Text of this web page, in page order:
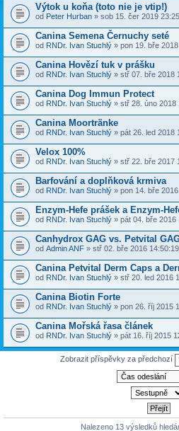
Výtok u koňa (toto nie je vtip!)
od Peter Hurban » sob 15. čer 2019
Canina Semena Černuchy seté
od RNDr. Ivan Stuchlý » pon 19. bře
Canina Hovězí tuk v prášku
od RNDr. Ivan Stuchlý » stř 07. bře 2018
Canina Dog Immun Protect
od RNDr. Ivan Stuchlý » stř 28. úno 2018
Canina Moortränke
od RNDr. Ivan Stuchlý » pát 26. led 2018
Velox 100%
od RNDr. Ivan Stuchlý » stř 22. bře 2017
Barfování a doplňková krmiva
od RNDr. Ivan Stuchlý » pon 14. bře
Enzym-Hefe prášek a Enzym-
od RNDr. Ivan Stuchlý » pát 04. bře 2016
Canhydrox GAG vs. Petvital
od Admin ANF » stř 02. bře 2016
Canina Petvital Derm Caps a
od RNDr. Ivan Stuchlý » stř 20. led 2016
Canina Biotin Forte
od RNDr. Ivan Stuchlý » pon 26. říj 2015
Canina Mořská řasa článek
od RNDr. Ivan Stuchlý » pát 16. říj 2015
Zobrazit příspěvky za předchozí
Nalezeno 13 výsledků